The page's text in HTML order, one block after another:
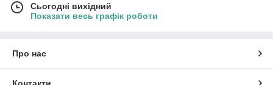
Сьогодні вихідний
Показати весь графік роботи
Про нас